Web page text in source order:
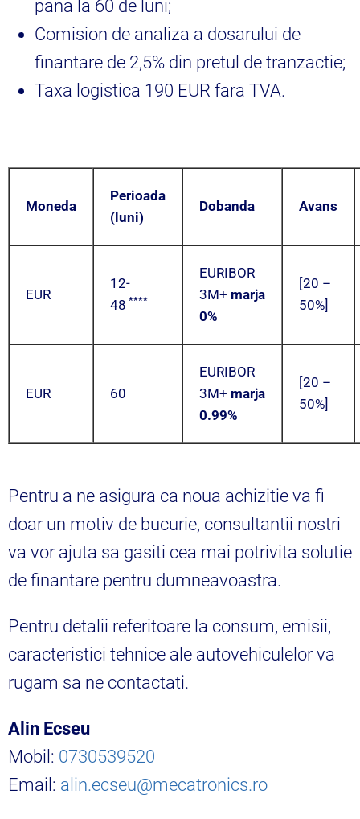
pana la 60 de luni;
Comision de analiza a dosarului de
finantare de 2,5% din pretul de tranzactie;
Taxa logistica 190 EUR fara TVA.
Moneda
Perioada
(luni)
Dobanda Avans
EUR
12-
48 ****
EURIBOR
3M+ marja
0%
[20 –
50%]
EUR 60
EURIBOR
3M+ marja
0.99%
[20 –
50%]
Pentru a ne asigura ca noua achizitie va fi
doar un motiv de bucurie, consultantii nostri
va vor ajuta sa gasiti cea mai potrivita solutie
de finantare pentru dumneavoastra.
Pentru detalii referitoare la consum, emisii,
caracteristici tehnice ale autovehiculelor va
rugam sa ne contactati.
Alin Ecseu
Mobil: 0730539520
Email: alin.ecseu@mecatronics.ro